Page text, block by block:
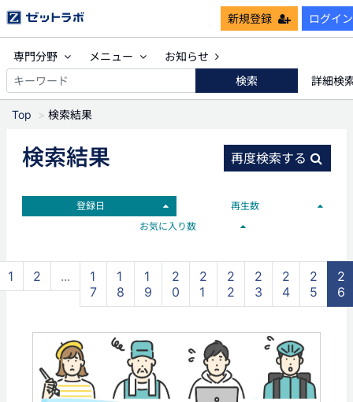
新規登録 ログイン
専門分野 メニュー
お知らせ
検索
詳細検
Top 検索結果
検索結果 再度検索する
登録日
再生数
お気に入り数
1 2 ...
1
7
1
8
1
9
2
0
2
1
2
2
2
3
2
4
2
5
2
6